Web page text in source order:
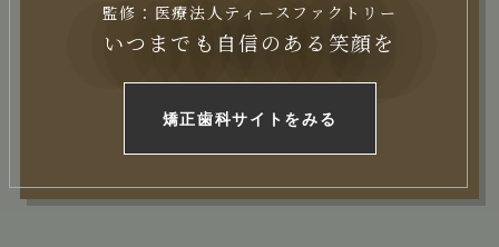
監修：医療法人ティースファクトリー
いつまでも自信のある笑顔を
矯正歯科サイトをみる